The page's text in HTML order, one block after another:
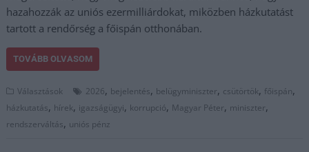
hazahozzák az uniós ezermilliárdokat, miközben házkutatást
tartott a rendőrség a főispán otthonában.
TOVÁBB OLVASOM
Választások 2026, bejelentés, belügyminiszter, csütörtök, főispán,
házkutatás, hírek, igazságügyi, korrupció, Magyar Péter, miniszter,
rendszerváltás, uniós pénz